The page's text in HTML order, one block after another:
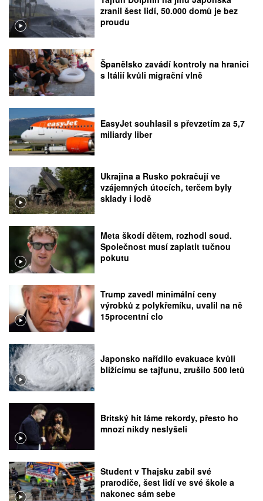
zranil šest lidí, 50.000 domů je bez
proudu
Španělsko zavádí kontroly na hranici
s Itálií kvůli migrační vlně
EasyJet souhlasil s převzetím za 5,7
miliardy liber
Ukrajina a Rusko pokračují ve
vzájemných útocích, terčem byly
sklady i lodě
Meta škodí dětem, rozhodl soud.
Společnost musí zaplatit tučnou
pokutu
Trump zavedl minimální ceny
výrobků z polykřemíku, uvalil na ně
15procentní clo
Japonsko nařídilo evakuace kvůli
blížícímu se tajfunu, zrušilo 500 letů
Britský hit láme rekordy, přesto ho
mnozí nikdy neslyšeli
Student v Thajsku zabil své
prarodiče, šest lidí ve své škole a
nakonec sám sebe